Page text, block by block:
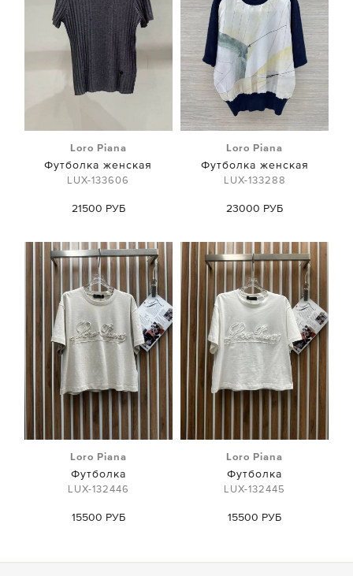
Loro Piana
Футболка женская
LUX-133606
21500 РУБ
Loro Piana
Футболка женская
LUX-133288
23000 РУБ
Loro Piana
Футболка
LUX-132446
15500 РУБ
Loro Piana
Футболка
LUX-132445
15500 РУБ